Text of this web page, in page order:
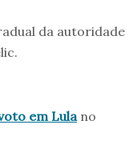
da autoridade
em Lulano